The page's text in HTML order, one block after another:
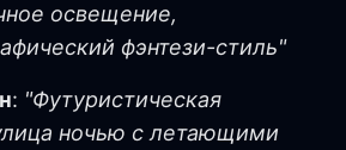
освещение,
фэнтези-стиль"
: "Футуристическая
ночью с летающими